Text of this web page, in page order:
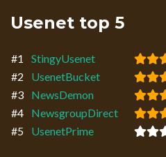
Usenet top 5
#1 StingyUsenet
#2
UsenetBucket
#3
NewsDemon
#4
NewsgroupDirect
#5
UsenetPrime